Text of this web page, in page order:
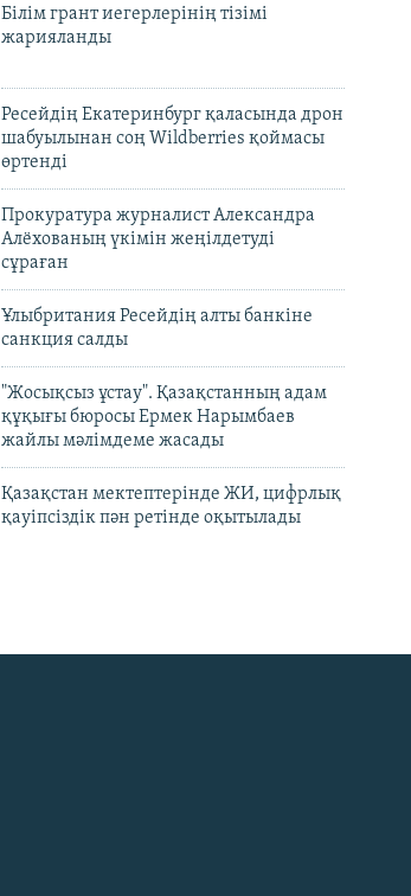
Білім грант иегерлерінің тізімі
жарияланды
Ресейдің Екатеринбург қаласында дрон
шабуылынан соң Wildberries қоймасы
өртенді
Прокуратура журналист Александра
Алёхованың үкімін жеңілдетуді
сұраған
Ұлыбритания Ресейдің алты банкіне
санкция салды
"Жосықсыз ұстау". Қазақстанның адам
құқығы бюросы Ермек Нарымбаев
жайлы мәлімдеме жасады
Қазақстан мектептерінде ЖИ, цифрлық
қауіпсіздік пән ретінде оқытылады